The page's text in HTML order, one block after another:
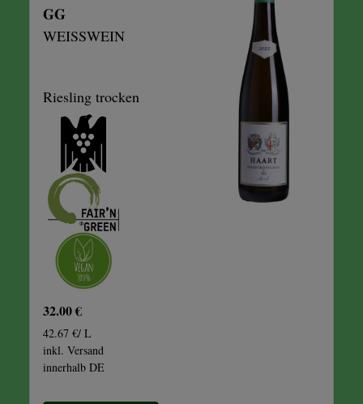
GG
WEISSWEIN
Riesling trocken
32.00 €
42.67 €/ L
inkl. Versand
innerhalb DE